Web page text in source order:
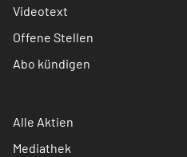
Videotext
Offene Stellen
Abo kündigen
Alle Aktien
Mediathek